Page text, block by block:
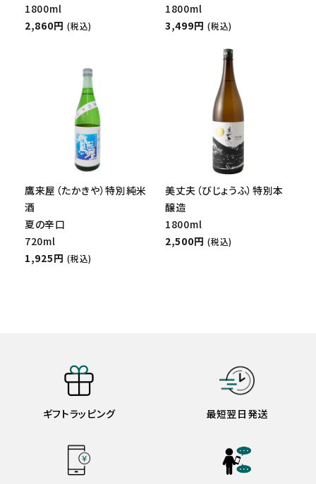
1800ml
2,860円 (税込)
1800ml
3,499円 (税込)
鷹来屋（たかきや）特別純米
酒
夏の辛口
720ml
1,925円 (税込)
美丈夫（びじょうふ）特別本
醸造
1800ml
2,500円 (税込)
ギフトラッピング 最短翌日発送